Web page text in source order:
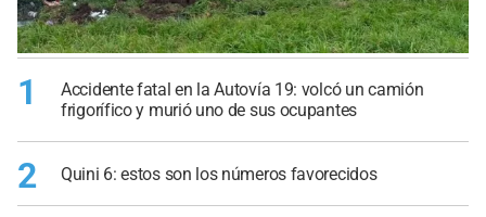
1
Accidente fatal en la Autovía 19: volcó un camión
frigorífico y murió uno de sus ocupantes
2 Quini 6: estos son los números favorecidos